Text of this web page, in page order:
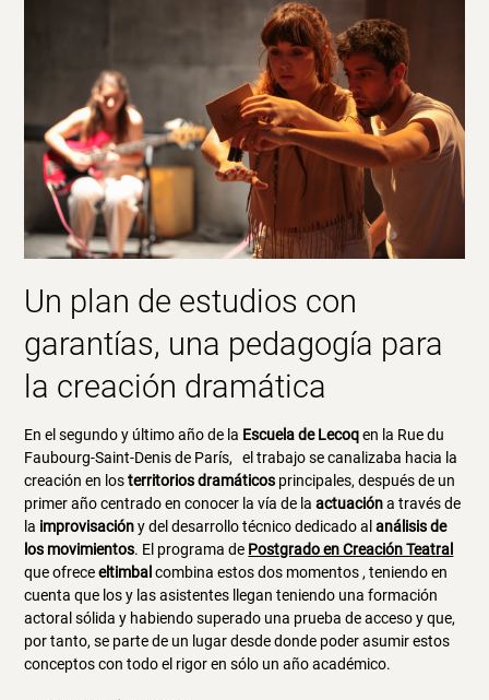
Un plan de estudios con
garantías, una pedagogía para
la creación dramática
En el segundo y último año de la Escuela de Lecoqen la Rue du
Faubourg-Saint-Denis de París, el trabajo se canalizaba hacia la
creación en losterritorios dramáticos principales, después de un
primer año centrado en conocer la vía de la actuacióna través de
la improvisacióny del desarrollo técnico dedicado alanálisis de
los movimientos. El programa de Postgrado en Creación Teatral
que ofreceeltimbalcombina estos dos momentos , teniendo en
cuenta que los y las asistentes llegan teniendo una formación
actoral sólida y habiendo superado una prueba de acceso y que,
por tanto, se parte de un lugar desde donde poder asumir estos
conceptos con todo el rigor en sólo un año académico.